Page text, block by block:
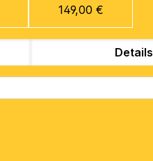
149,00 €
Details